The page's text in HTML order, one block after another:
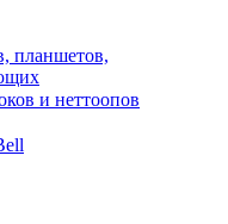
планшетов,
и неттоопов